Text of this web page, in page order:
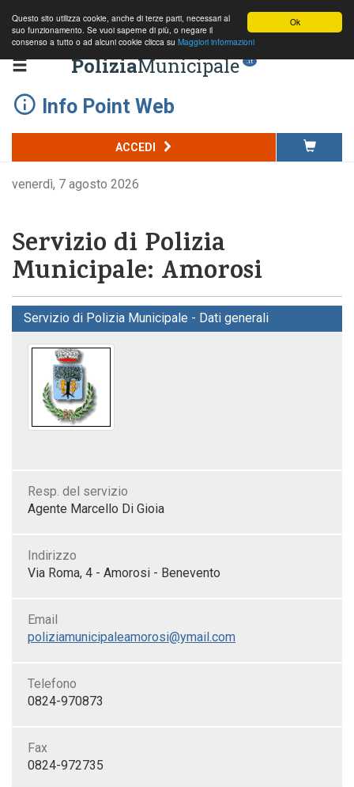
Ok
Questo sito utilizza cookie, anche di terze parti, necessari al
suo funzionamento. Se vuoi saperne di più, o negare il
consenso a tutto o ad alcuni cookie clicca su Maggiori informazioni
PoliziaMunicipale .it
Info Point Web
ACCEDI
venerdì, 7 agosto 2026
Servizio di Polizia
Municipale: Amorosi
Servizio di Polizia Municipale - Dati generali
Resp. del servizio
Agente Marcello Di Gioia
Indirizzo
Via Roma, 4 - Amorosi - Benevento
Email
poliziamunicipaleamorosi@ymail.com
Telefono
0824-970873
Fax
0824-972735